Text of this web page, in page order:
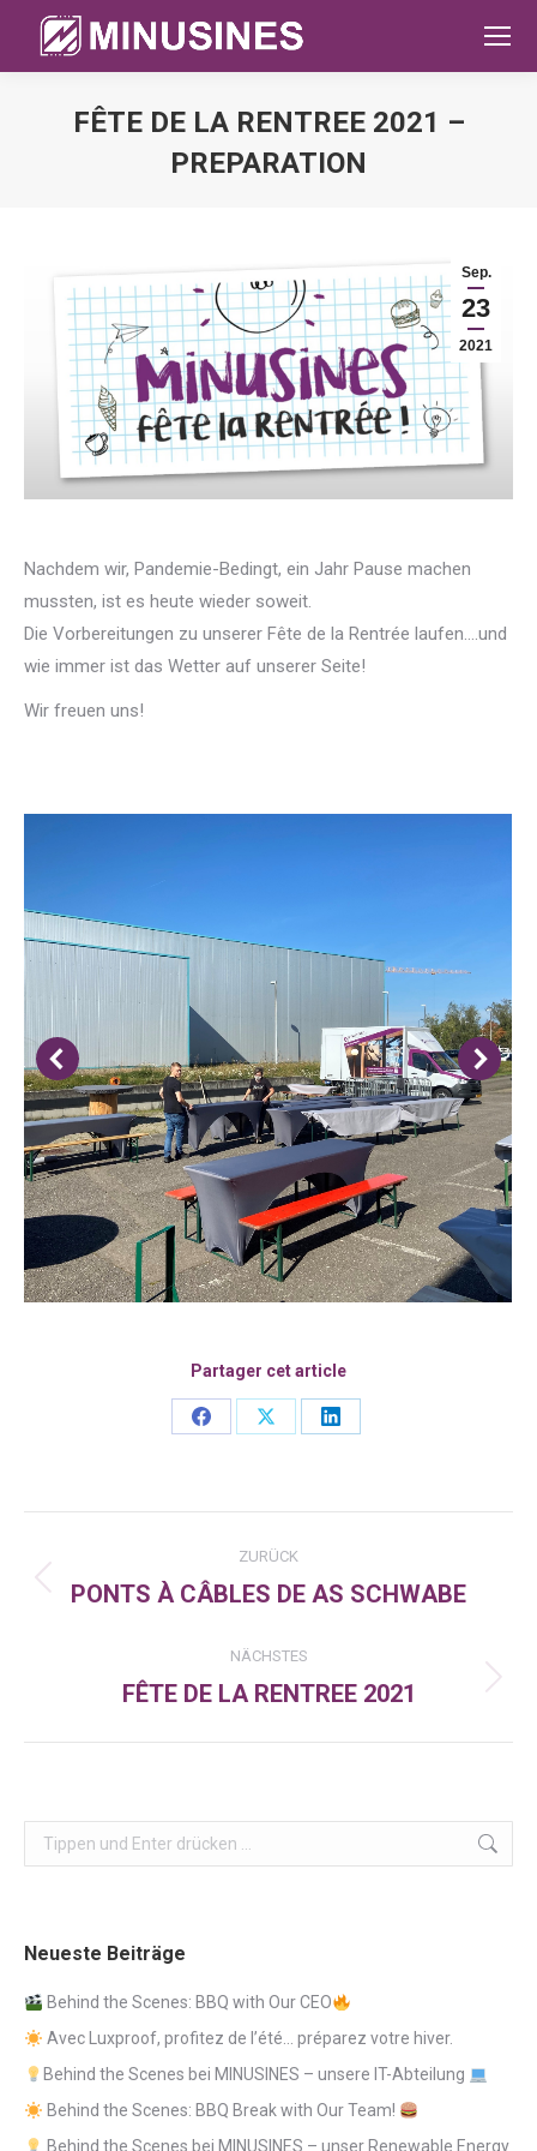
FÊTE DE LA RENTREE 2021 –
PREPARATION
Sep.
23
2021
Nachdem wir, Pandemie-Bedingt, ein Jahr Pause machen
mussten, ist es heute wieder soweit.
Die Vorbereitungen zu unserer Fête de la Rentrée laufen….und
wie immer ist das Wetter auf unserer Seite!
Wir freuen uns!
Partager cet article
Share
Share
Share
Kommentarnavigation
ZURÜCK
Vorheriger
PONTS À CÂBLES DE AS SCHWABE
NÄCHSTES
Nächster
FÊTE DE LA RENTREE 2021
Search:
Neueste Beiträge
Behind the Scenes: BBQ with Our CEO
Avec Luxproof, profitez de l’été… préparez votre hiver.
Behind the Scenes bei MINUSINES – unsere IT-Abteilung
Behind the Scenes: BBQ Break with Our Team!
Behind the Scenes bei MINUSINES – unser Renewable Energy